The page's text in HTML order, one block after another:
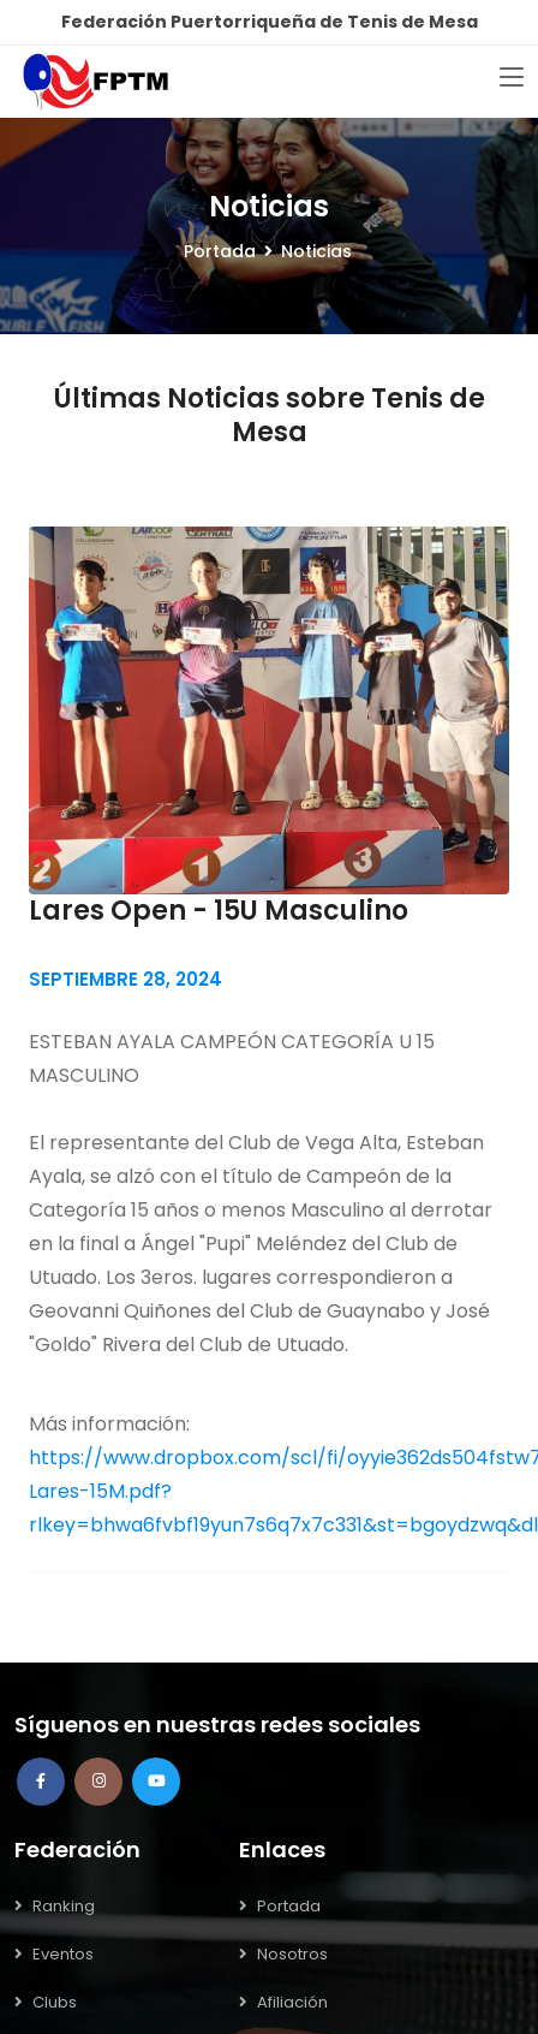
Federación Puertorriqueña de Tenis de Mesa
Noticias
Portada Noticias
Últimas Noticias sobre Tenis de
Mesa
Lares Open - 15U Masculino
SEPTIEMBRE 28, 2024
ESTEBAN AYALA CAMPEÓN CATEGORÍA U 15
MASCULINO
El representante del Club de Vega Alta, Esteban
Ayala, se alzó con el título de Campeón de la
Categoría 15 años o menos Masculino al derrotar
en la final a Ángel "Pupi" Meléndez del Club de
Utuado. Los 3eros. lugares correspondieron a
Geovanni Quiñones del Club de Guaynabo y José
"Goldo" Rivera del Club de Utuado.
Más información:
https://www.dropbox.com/scl/fi/
Lares-15M.pdf?
Síguenos en nuestras redes sociales
Federación
Ranking
Eventos
Clubs
Enlaces
Portada
Nosotros
Afiliación